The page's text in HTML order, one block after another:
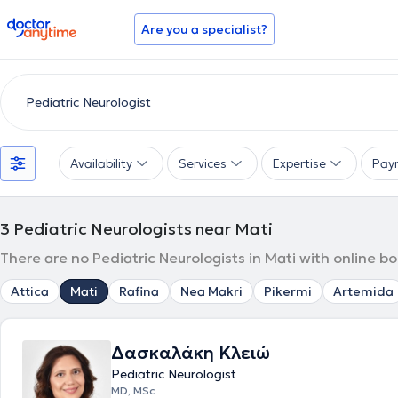
doctoranytime Are you a specialist?
Availability Services Expertise
3 Pediatric Neurologists near Mati
There are no Pediatric Neurologists in Mati with online
Attica Mati Rafina Nea Makri Pikermi Artemida
Δασκαλάκη Κλειώ
Pediatric Neurologist
MD, MSc